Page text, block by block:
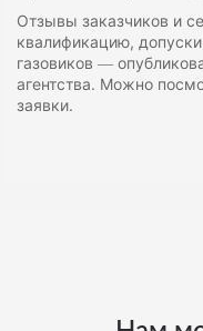
Отзывы заказчиков и
квалификацию,
газовиков —
агентства. Можно
заявки.